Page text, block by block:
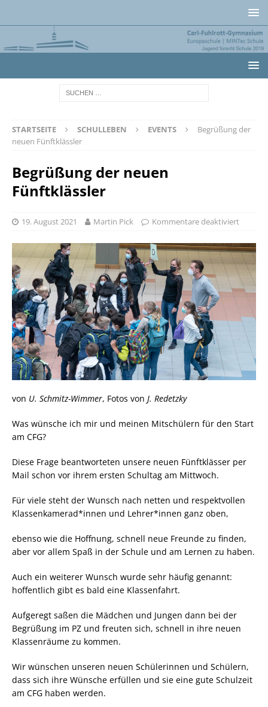
STARTSEITE SCHULLEBEN EVENTS
Begrüßung der
neuen Fünftklässler
Begrüßung der neuen
Fünftklässler
19. August 2021 Martin Pick Kommentare deaktiviert
von U. Schmitz-Wimmer, Fotos von J. Redetzky
Was wünsche ich mir und meinen Mitschülern für den Start
am CFG?
Diese Frage beantworteten unsere neuen Fünftklässer per
Mail schon vor ihrem ersten Schultag am Mittwoch.
Für viele steht der Wunsch nach netten und respektvollen
Klassenkamerad*innen und Lehrer*innen ganz oben,
ebenso wie die Hoffnung, schnell neue Freunde zu finden,
aber vor allem Spaß in der Schule und am Lernen zu haben.
Auch ein weiterer Wunsch wurde sehr häufig genannt:
hoffentlich gibt es bald eine Klassenfahrt.
Aufgeregt saßen die Mädchen und Jungen dann bei der
Begrüßung im PZ und freuten sich, schnell in ihre neuen
Klassenräume zu kommen.
Wir wünschen unseren neuen Schülerinnen und Schülern,
dass sich ihre Wünsche erfüllen und sie eine gute Schulzeit
am CFG haben werden.